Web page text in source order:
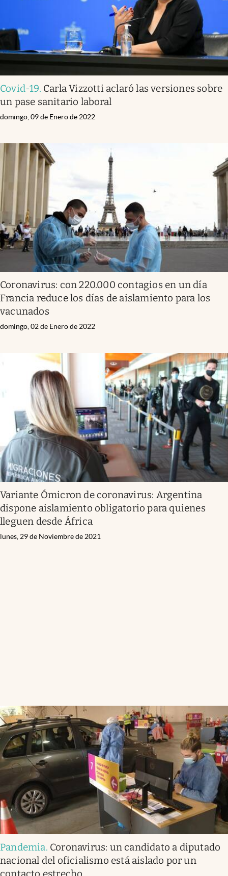
Covid-19. Carla Vizzotti aclaró las versiones sobre
un pase sanitario laboral
domingo, 09 de Enero de 2022
Coronavirus: con 220.000 contagios en un día
Francia reduce los días de aislamiento para los
vacunados
domingo, 02 de Enero de 2022
Variante Ómicron de coronavirus: Argentina
dispone aislamiento obligatorio para quienes
lleguen desde África
lunes, 29 de Noviembre de 2021
Pandemia. Coronavirus: un candidato a diputado
nacional del oficialismo está aislado por un